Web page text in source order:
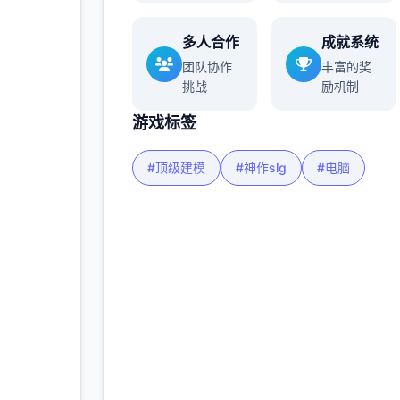
多人合作
团队协作
挑战
成就系统
丰富的奖
励机制
游戏标签
#顶级建模 #神作slg #电脑